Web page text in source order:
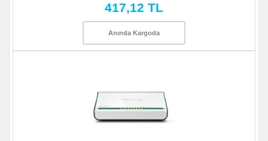
417,12 TL
Anında Kargoda